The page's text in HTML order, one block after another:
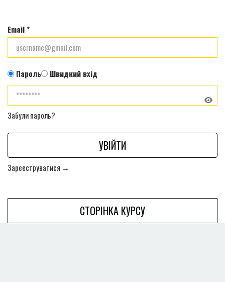
Email *
Пароль Швидкий вхід
Забули пароль?
УВІЙТИ
Зареєструватися →
СТОРІНКА КУРСУ